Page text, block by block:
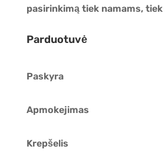
pasirinkimą tiek namams, tiek
Parduotuvė
Paskyra
Apmokejimas
Krepšelis